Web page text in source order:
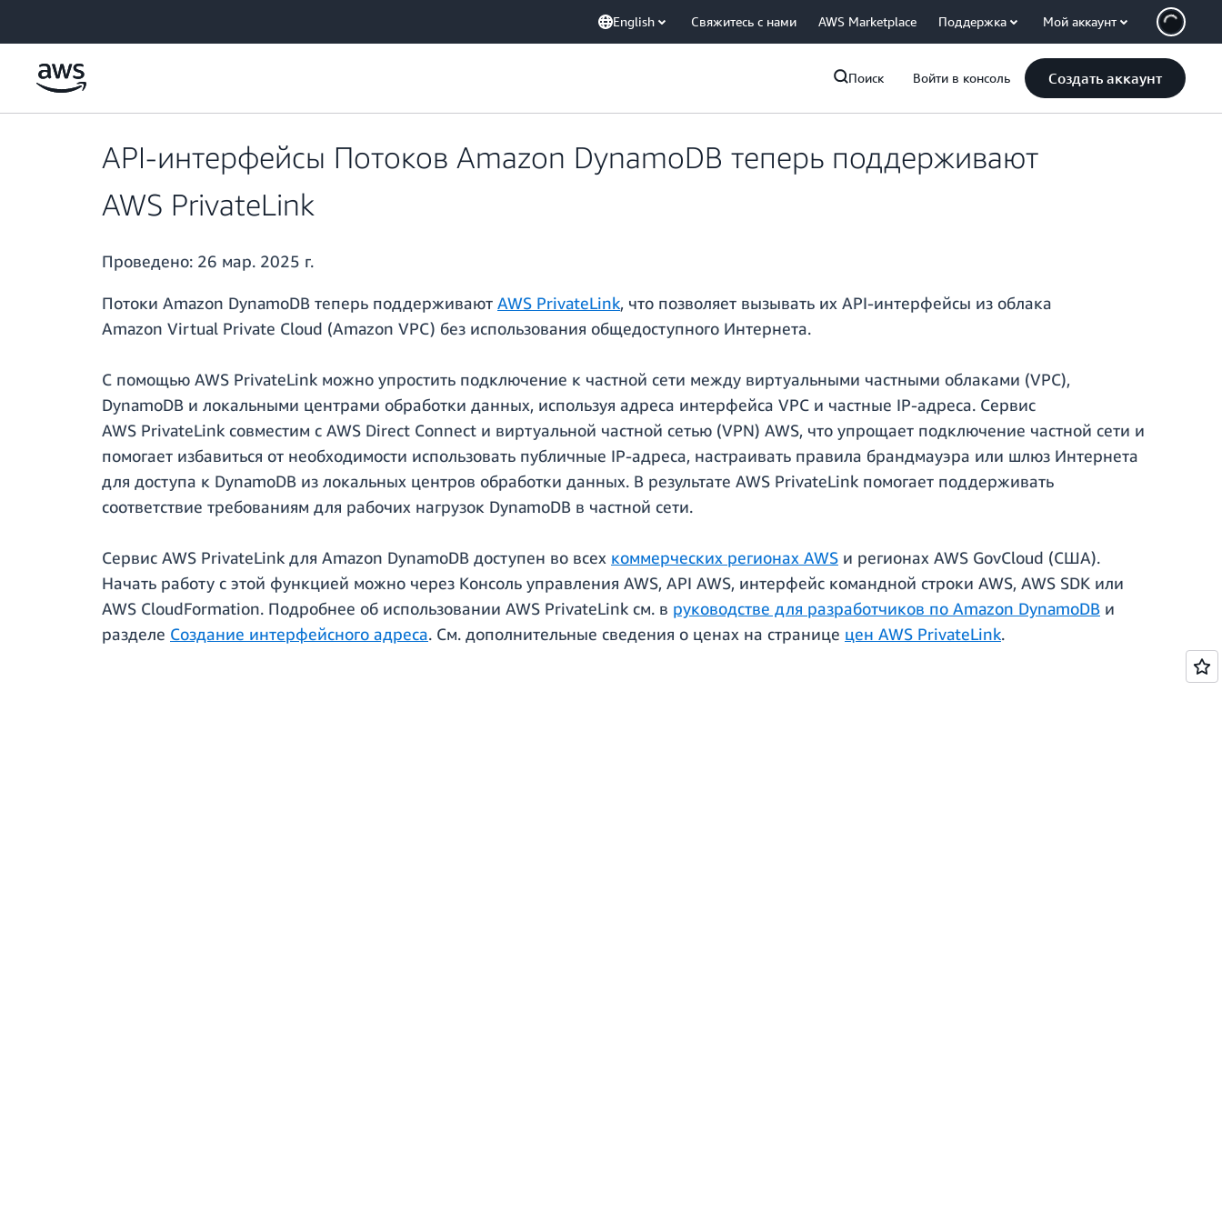
English Свяжитесь с нами AWS Marketplace Поддержка Мой аккаунт
Поиск Войти в консоль Создать аккаунт
API-интерфейсы Потоков Amazon DynamoDB теперь поддерживают
AWS PrivateLink
Проведено: 26 мар. 2025 г.
Потоки Amazon DynamoDB теперь поддерживают AWS PrivateLink, что позволяет вызывать их API-интерфейсы из облака
Amazon Virtual Private Cloud (Amazon VPC) без использования общедоступного Интернета.
С помощью AWS PrivateLink можно упростить подключение к частной сети между виртуальными частными облаками (VPC),
DynamoDB и локальными центрами обработки данных, используя адреса интерфейса VPC и частные IP-адреса. Сервис
AWS PrivateLink совместим с AWS Direct Connect и виртуальной частной сетью (VPN) AWS, что упрощает подключение частной сети и
помогает избавиться от необходимости использовать публичные IP-адреса, настраивать правила брандмауэра или шлюз Интернета
для доступа к DynamoDB из локальных центров обработки данных. В результате AWS PrivateLink помогает поддерживать
соответствие требованиям для рабочих нагрузок DynamoDB в частной сети.
Сервис AWS PrivateLink для Amazon DynamoDB доступен во всех коммерческих регионах AWS и регионах AWS GovCloud (США).
Начать работу с этой функцией можно через Консоль управления AWS, API AWS, интерфейс командной строки AWS, AWS SDK или
AWS CloudFormation. Подробнее об использовании AWS PrivateLink см. в руководстве для разработчиков по Amazon DynamoDB и
разделе Создание интерфейсного адреса. См. дополнительные сведения о ценах на странице цен AWS PrivateLink.